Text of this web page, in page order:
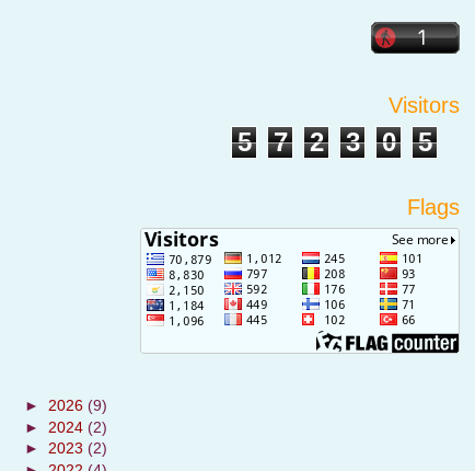
Visitors
5 7 2 3 0 5
Flags
►2026(9)
► 2024(2)
►2023(2)